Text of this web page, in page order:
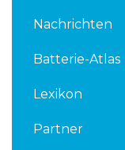
Nachrichten
Batterie-Atlas
Lexikon
Partner